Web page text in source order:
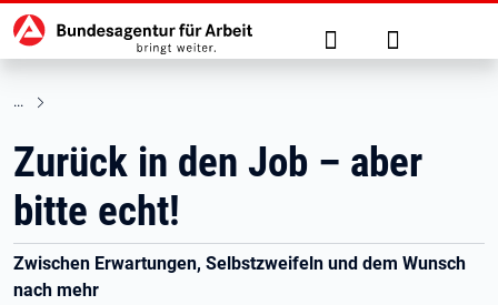
zu den Hauptinhalten springen
Hauptnavigation Suche Anmelden
Zurück in den Job – aber
bitte echt!
Zwischen Erwartungen, Selbstzweifeln und dem Wunsch
nach mehr